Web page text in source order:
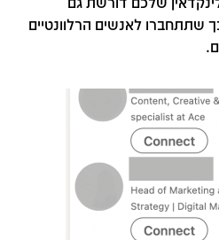
שתתחברו לאנשים הרלוונטיים